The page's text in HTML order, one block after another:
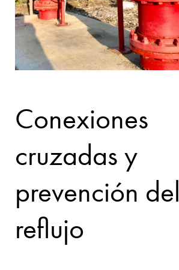
Conexiones
cruzadas y
prevención del
reflujo